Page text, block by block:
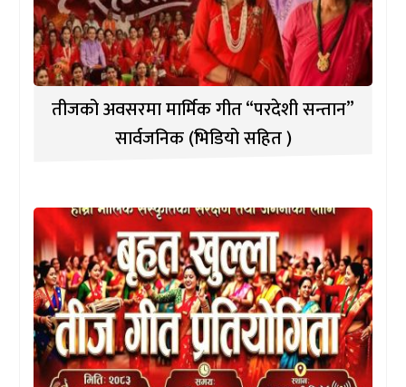
तीजको अवसरमा मार्मिक गीत “परदेशी सन्तान”
सार्वजनिक (भिडियो सहित )